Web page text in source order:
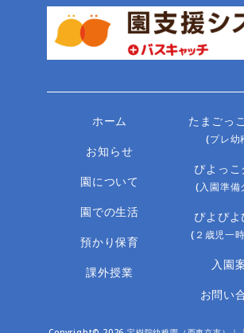
ホーム
お知らせ
園について
園での生活
預かり保育
課外授業
たまごっ
(プレ幼
ぴよっこ
(入園準備
ぴよぴ
(２歳児一
入園
お問い